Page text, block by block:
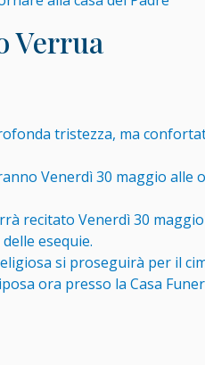
Verrua
tristezza, ma
Venerdì 30 maggio alle
recitato Venerdì 30
esequie.
si proseguirà per il
ora presso la Casa